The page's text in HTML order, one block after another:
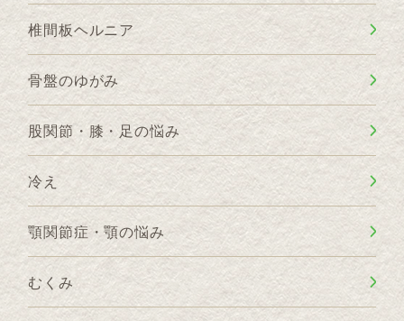
椎間板ヘルニア
骨盤のゆがみ
股関節・膝・足の悩み
冷え
顎関節症・顎の悩み
むくみ